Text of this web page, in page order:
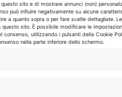
sito e di mostrare annunci (non)
può influire negativamente su alcune
a quanto sopra o per fare scelte dettagliate.
questo sito. È possibile modificare le
consenso, utilizzando i pulsanti della Cookie
nella parte inferiore dello schermo.
ai rispettivi proprietari.